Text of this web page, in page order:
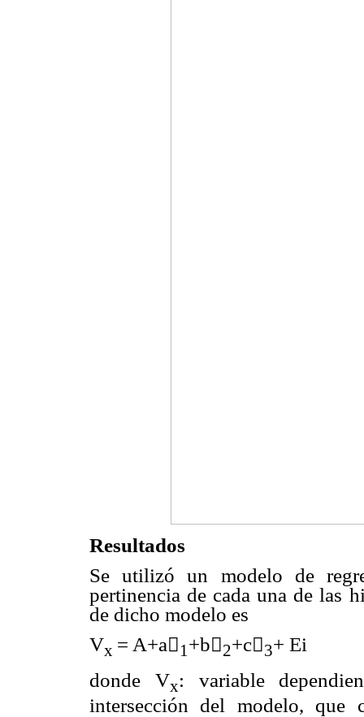
Resultados
Se utilizó un modelo de
pertinencia de cada una de las
de dicho modelo es
Vx = A+a1 +b2+c3+ Ei
donde Vx: variable
intersección del modelo, que